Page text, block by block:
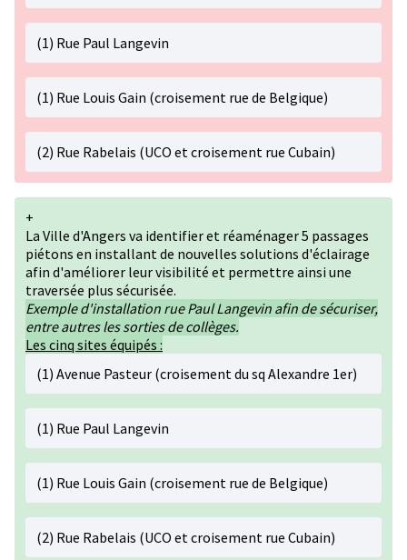
(1) Rue Paul Langevin
(1) Rue Louis Gain (croisement rue de Belgique)
(2) Rue Rabelais (UCO et croisement rue Cubain)
+
La Ville d'Angers va identifier et réaménager 5 passages
piétons en installant de nouvelles solutions d'éclairage
afin d'améliorer leur visibilité et permettre ainsi une
traversée plus sécurisée.
Exemple d'installation rue Paul Langevin afin de sécuriser,
entre autres les sorties de collèges.
Les cinq sites équipés :
(1) Avenue Pasteur (croisement du sq Alexandre 1er)
(1) Rue Paul Langevin
(1) Rue Louis Gain (croisement rue de Belgique)
(2) Rue Rabelais (UCO et croisement rue Cubain)